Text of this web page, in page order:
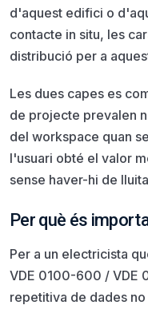
d'aquest edifici o d'
contacte in situ, les
distribució per a
Les dues capes es
de projecte prevalen
del workspace quan
l'usuari obté el valor
sense haver-hi de
Per què és
Per a un electricista
VDE 0100-600 / VDE
repetitiva de dades